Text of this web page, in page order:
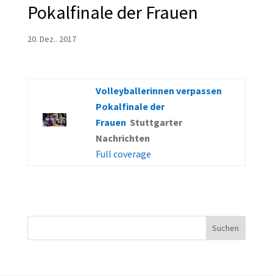
Pokalfinale der Frauen
20. Dez.. 2017
Volleyballerinnen verpassen
Pokalfinale der
Frauen Stuttgarter
Nachrichten
Full coverage
Suchen